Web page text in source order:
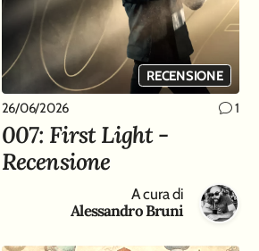
RECENSIONE
26/06/2026 1
007: First Light -
Recensione
A cura di
Alessandro Bruni